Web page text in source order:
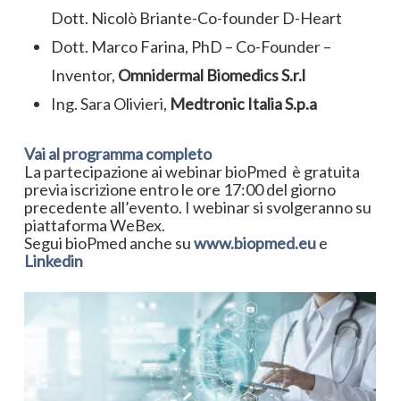
Dott. Nicolò Briante-Co-founder D-Heart
Dott. Marco Farina, PhD – Co-Founder –
Inventor, Omnidermal Biomedics S.r.l
Ing. Sara Olivieri, Medtronic Italia S.p.a
Vai al programma completo
La partecipazione ai webinar bioPmed è gratuita
previa iscrizione entro le ore 17:00 del giorno
precedente all’evento. I webinar si svolgeranno su
piattaforma WeBex.
Segui bioPmed anche suwww.biopmed.eue
Linkedin